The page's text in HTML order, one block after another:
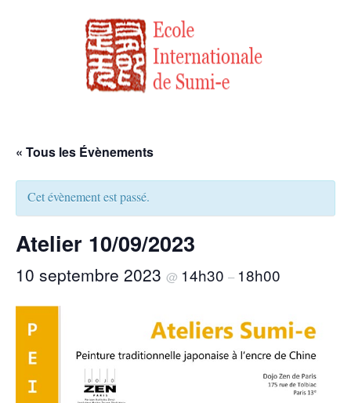
« Tous les Évènements
Cet évènement est passé.
Atelier 10/09/2023
10 septembre 2023 @ 14h30 – 18h00